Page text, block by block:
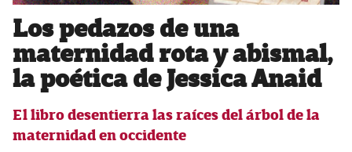
Los pedazos de una
maternidad rota y abismal,
la poética de Jessica Anaid
El libro desentierra las raíces del árbol de la
maternidad en occidente